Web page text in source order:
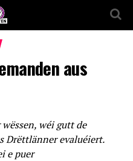
aus
wéi gutt de
Drëttlänner evaluéiert.
e puer